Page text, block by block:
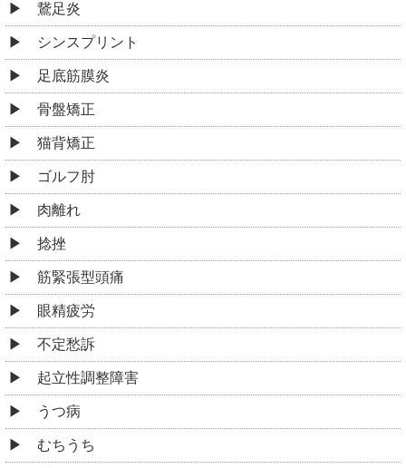
鵞足炎
シンスプリント
足底筋膜炎
骨盤矯正
猫背矯正
ゴルフ肘
肉離れ
捻挫
筋緊張型頭痛
眼精疲労
不定愁訴
起立性調整障害
うつ病
むちうち